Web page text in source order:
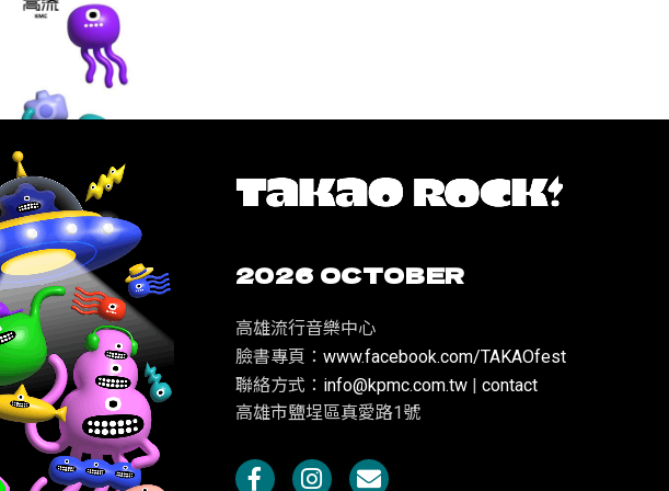
2026 OCTOBER
高雄流行音樂中心
臉書專頁： www.facebook.com/TAKAOfest
聯絡方式： info@kpmc.com.tw| contact
高雄市鹽埕區真愛路1號